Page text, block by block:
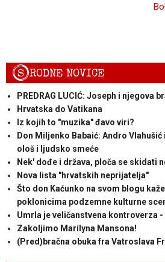
SRODNE NOVICE
PREDRAG LUCIĆ: Joseph i njegova
Hrvatska do Vatikana
Iz kojih to "muzika" đavo viri?
Don Miljenko Babaić: Andro
ološ i ljudsko smeće
Nek' dođe i država, ploča se skidati
Nova lista "hrvatskih neprijatelja"
Što don Kaćunko na svom blogu
poklonicima podzemne kulturne
Umrla je veličanstvena kontroverza
Zakoljimo Marilyna Mansona!
(Pred)bračna obuka fra Vatroslava